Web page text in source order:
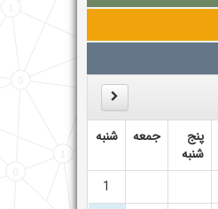
پنج
شنبه
جمعه شنبه
1